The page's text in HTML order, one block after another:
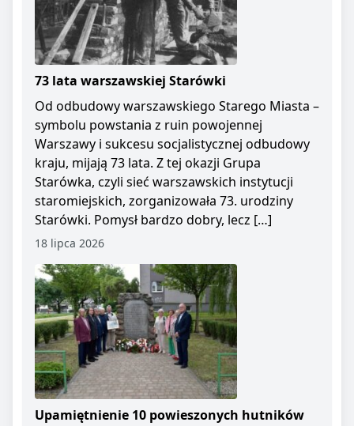
73 lata warszawskiej Starówki
Od odbudowy warszawskiego Starego Miasta –
symbolu powstania z ruin powojennej
Warszawy i sukcesu socjalistycznej odbudowy
kraju, mijają 73 lata. Z tej okazji Grupa
Starówka, czyli sieć warszawskich instytucji
staromiejskich, zorganizowała 73. urodziny
Starówki. Pomysł bardzo dobry, lecz […]
18 lipca 2026
Upamiętnienie 10 powieszonych hutników